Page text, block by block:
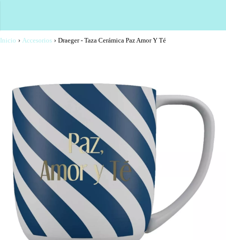
Inicio › Accesorios › Draeger - Taza Cerámica Paz Amor Y Té